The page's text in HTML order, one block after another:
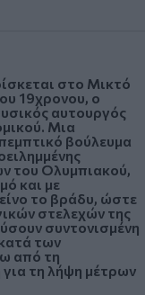
στο Μικτό
19χρονου, ο
αυτουργός
Μια
βούλευμα
του Ολυμπιακού,
και με
το βράδυ, ώστε
στελεχών της
συντονισμένη
των
από τη
τη λήψη μέτρων